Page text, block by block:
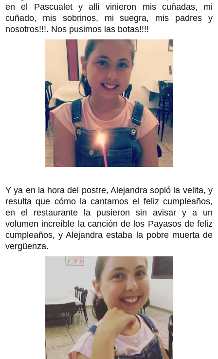
en el Pascualet y allí vinieron mis cuñadas, mi
cuñado, mis sobrinos, mi suegra, mis padres y
nosotros!!!. Nos pusimos las botas!!!!
Y ya en la hora del postre, Alejandra sopló la velita, y
resulta que cómo la cantamos el feliz cumpleaños,
en el restaurante la pusieron sin avisar y a un
volumen increíble la canción de los Payasos de feliz
cumpleaños, y Alejandra estaba la pobre muerta de
vergüenza.